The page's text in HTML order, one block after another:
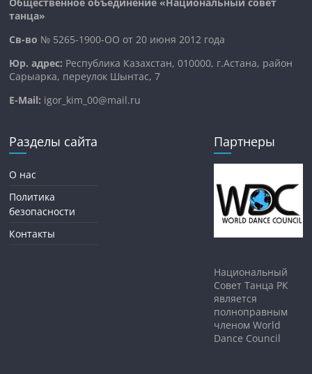
танца»
Св-во № 5265-1900-ОО от 20 июня 2012 года
Юр. адрес: Республика Казахстан, 010000, г.Астана, район
Сарыарка, переулок Шынтас, 7
E-Mail: igor_kim_00@mail.ru
Разделы сайта
О нас
Политика
безопасности
Контакты
Партнеры
Национальный
Совет Танца РК
является
полноправным
членом World
Dance Council